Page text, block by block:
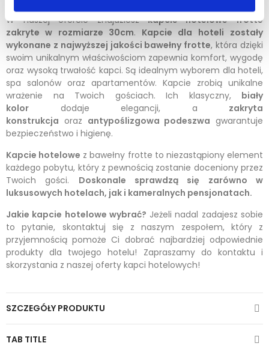
W naszej ofercie znajdzieszkapcie hotelowe frotte
zakryte w rozmiarze 30cm. Kapcie dla hoteli zostały
wykonane z najwyższej jakości bawełny frotte, która dzięki
swoim unikalnym właściwościom zapewnia komfort, wygodę
oraz wysoką trwałość kapci. Są idealnym wyborem dla hoteli,
spa salonów oraz apartamentów. Kapcie zrobią unikalne
wrażenie na Twoich gościach. Ich klasyczny, biały
kolor dodaje elegancji, a zakryta
konstrukcja oraz antypoślizgowa podeszwa gwarantuje
bezpieczeństwo i higienę.
Kapcie hotelowe z bawełny frotte to niezastąpiony element
każdego pobytu, który z pewnością zostanie doceniony przez
Twoich gości. Doskonale sprawdzą się zarówno w
luksusowych hotelach, jak i kameralnych pensjonatach.
Jakie kapcie hotelowe wybrać? Jeżeli nadal zadajesz sobie
to pytanie, skontaktuj się z naszym zespołem, który z
przyjemnością pomoże Ci dobrać najbardziej odpowiednie
produkty dla twojego hotelu! Zapraszamy do kontaktu i
skorzystania z naszej oferty kapci hotelowych!
SZCZEGÓŁY PRODUKTU
TAB TITLE